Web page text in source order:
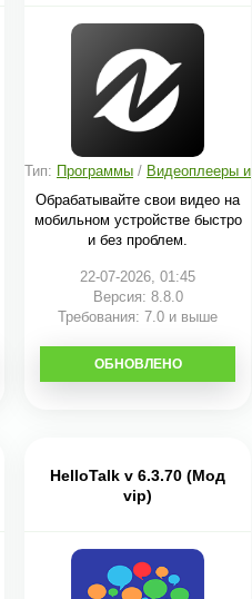
Тип: Программы / Видеоплееры и
Обрабатывайте свои видео на
мобильном устройстве быстро
и без проблем.
22-07-2026, 01:45
Версия: 8.8.0
Требования: 7.0 и выше
СКАЧАТЬ
ОБНОВЛЕНО
HelloTalk v 6.3.70 (Мод
vip)